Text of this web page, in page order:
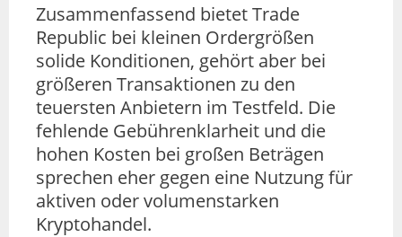
Zusammenfassend bietet Trade
Republic bei kleinen Ordergrößen
solide Konditionen, gehört aber bei
größeren Transaktionen zu den
teuersten Anbietern im Testfeld. Die
fehlende Gebührenklarheit und die
hohen Kosten bei großen Beträgen
sprechen eher gegen eine Nutzung für
aktiven oder volumenstarken
Kryptohandel.